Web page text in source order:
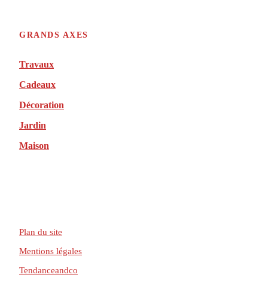
GRANDS AXES
Travaux
Cadeaux
Décoration
Jardin
Maison
Tendanceandco
Plan du site
Mentions légales